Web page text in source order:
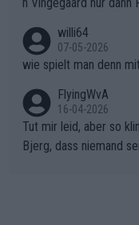
willi64
07-05-2026
wie spielt man denn
FlyingWvA
16-04-2026
Tut mir leid, aber so
Bjerg, dass niemand